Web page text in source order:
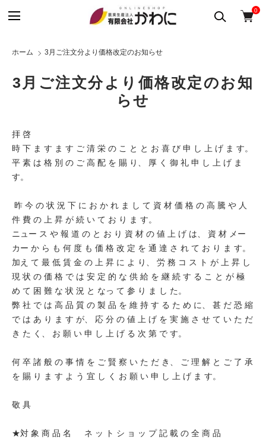
0
ホーム 3月ご注文分より価格改定のお知らせ
3月ご注文分より価格改定のお知
らせ
拝 啓
時 下 ま す ま す ご 清 栄 の こ と と お 喜 び 申 し 上 げ ま す。
平 素 は 格 別 の ご 高 配 を 賜 り、 厚 く 御 礼 申 し 上 げ ま
す。
昨 今 の 状 況 下 に お か れ ま し て 資 材 価 格 の 高 騰 や 人
件 費 の 上 昇 が 続 い て お り ま す。
ニュー ス や 報 道 の と お り 資 材 の 値 上 げ は、 資 材 メー
カー か ら も 何 度 も 価 格 改 定 を 通 達 さ れ て お り ま す。
加え て 最 低 賃 金 の 上 昇 に よ り、 労 務 コ ス ト が 上 昇 し
現 状 の 価 格 で は 安 定 的 な 供 給 を 継 続 す る こ と が 極
め て 困 難 な 状 況 と なっ て 参 り ま し た。
弊 社 で は 高 品 質 の 製 品 を 維 持 す る た め に、 甚 だ 恐 縮
で は あ り ま す が、 応 分 の 値 上 げ を 実 施 さ せ て い た だ
き た く、 お 願 い 申 し 上 げ る 次 第 で す。
何 卒 諸 般 の 事 情 を ご 賢 察 い た だ き、 ご 理 解 と ご 了 承
を 賜 り ま す よ う 宜 し く お 願 い 申 し 上 げ ま す。
敬 具
★対 象 商 品 名 ネ ッ ト シ ョ ッ プ 記 載 の 全 商 品